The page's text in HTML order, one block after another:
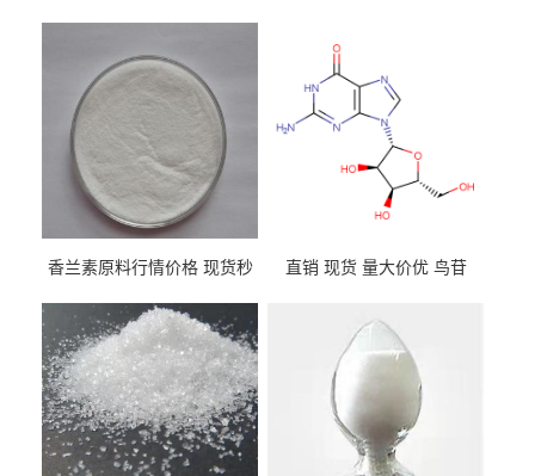
香兰素原料行情价格 现货秒
直销 现货 量大价优 鸟苷